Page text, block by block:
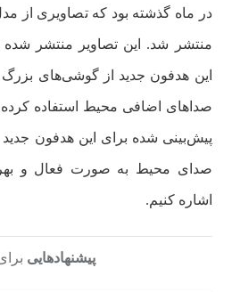
در ماه گذشته بود که تصاویری از
منتشر شد. این تصاویر منتشر شده
این هدفون جدید از گوشی‌های
صداهای اضافی محیط استفاده
پیش‌بینی شده برای این هدفون
اشاره کنیم.
پیشنهادهایی